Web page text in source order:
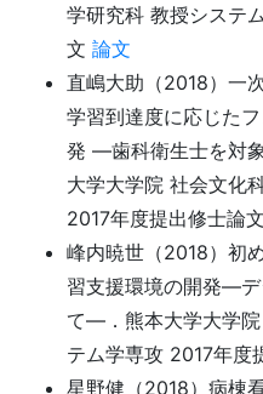
学研究科 教授システ
文 論文
直嶋大助（2018）一
学習到達度に応じた
発 ―歯科衛生士を対
大学大学院 社会文化
2017年度提出修士論文
峰内暁世（2018）初
習支援環境の開発―
て―．熊本大学大学
テム学専攻 2017年度
星野健（2018）病棟